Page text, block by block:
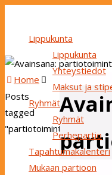
Lippukunta
Lippukunta
Yhteystiedot
Maksut ja
Ryhmät
Ryhmät
Perhepartio
Tapahtumakalenteri
Mukaan partioon
Home
Posts
tagged
"partiotoiminta"